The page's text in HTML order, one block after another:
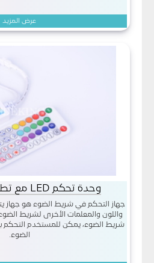
عرض المزيد
وحدة تحكم LED مع تطبيق الموسيقى
جهاز التحكم في شريط الضوء هو جهاز
واللون والمعلمات الأخرى لشريط
شريط الضوء، يمكن للمستخدم التحكم
الضوء.